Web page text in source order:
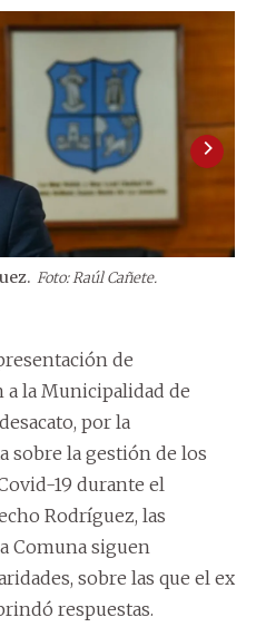
Foto: Raúl Cañete.
de
la Municipalidad de
por la
la gestión de los
19 durante el
Rodríguez, las
Comuna siguen
sobre las que el ex
respuestas.